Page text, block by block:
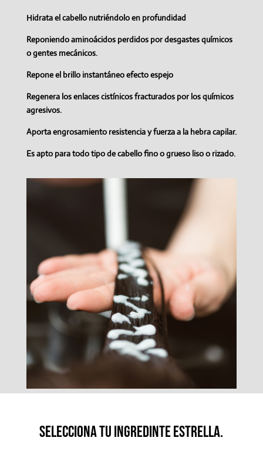
Hidrata el cabello nutriéndolo en profundidad
Reponiendo aminoácidos perdidos por desgastes químicos
o gentes mecánicos.
Repone el brillo instantáneo efecto espejo
Regenera los enlaces cistínicos fracturados por los químicos
agresivos.
Aporta engrosamiento resistencia y fuerza a la hebra capilar.
Es apto para todo tipo de cabello fino o grueso liso o rizado.
selecciona tu ingredinte estrella.